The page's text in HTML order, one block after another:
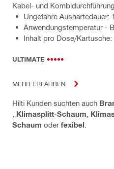
Kabel- und
Ungefähre Aushärtedauer:
Anwendungstemperatur -
Inhalt pro Dose/Kartusche:
ULTIMATE
MEHR ERFAHREN
Hilti Kunden suchten auch
Klimasplitt-Schaum
Schaum oder fexibel